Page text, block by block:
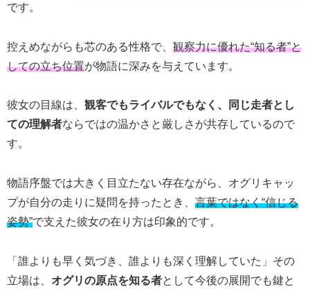
です。
控えめながらも芯のある性格で、 観察力に優れた“知る者”と
しての立ち位置が物語に深みを与えています。
彼女の目線は、 観客でもライバルでもなく、同じ走者とし
ての理解者ならではの温かさと厳しさが共存しているので
す。
物語序盤では大きく目立たない存在ながら、オグリキャッ
プが自分の走りに疑問を持ったとき、 言葉ではなく“信じる
姿勢”で支えた彼女の在り方は印象的です。
「誰よりも早く気づき、誰よりも深く理解していた」その
立場は、 オグリの原点を知る者として今後の展開でも鍵と